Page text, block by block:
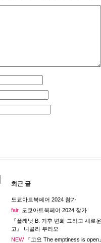
최근 글
도쿄아트북페어 2024 참가
fair
도쿄아트북페어 2024 참가
『플래닛 B. 기후 변화 그리고 새로
고』 니콜라 부리오
NEW
『고요 The emptiness is open